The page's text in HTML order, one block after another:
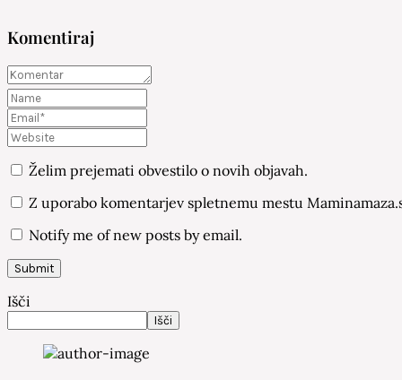
Komentiraj
Želim prejemati obvestilo o novih objavah.
Z uporabo komentarjev spletnemu mestu
Notify me of new posts by email.
Išči
Išči